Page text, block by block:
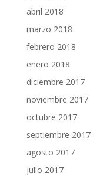
abril 2018
marzo 2018
febrero 2018
enero 2018
diciembre 2017
noviembre 2017
octubre 2017
septiembre 2017
agosto 2017
julio 2017